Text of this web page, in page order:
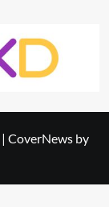
| CoverNews by